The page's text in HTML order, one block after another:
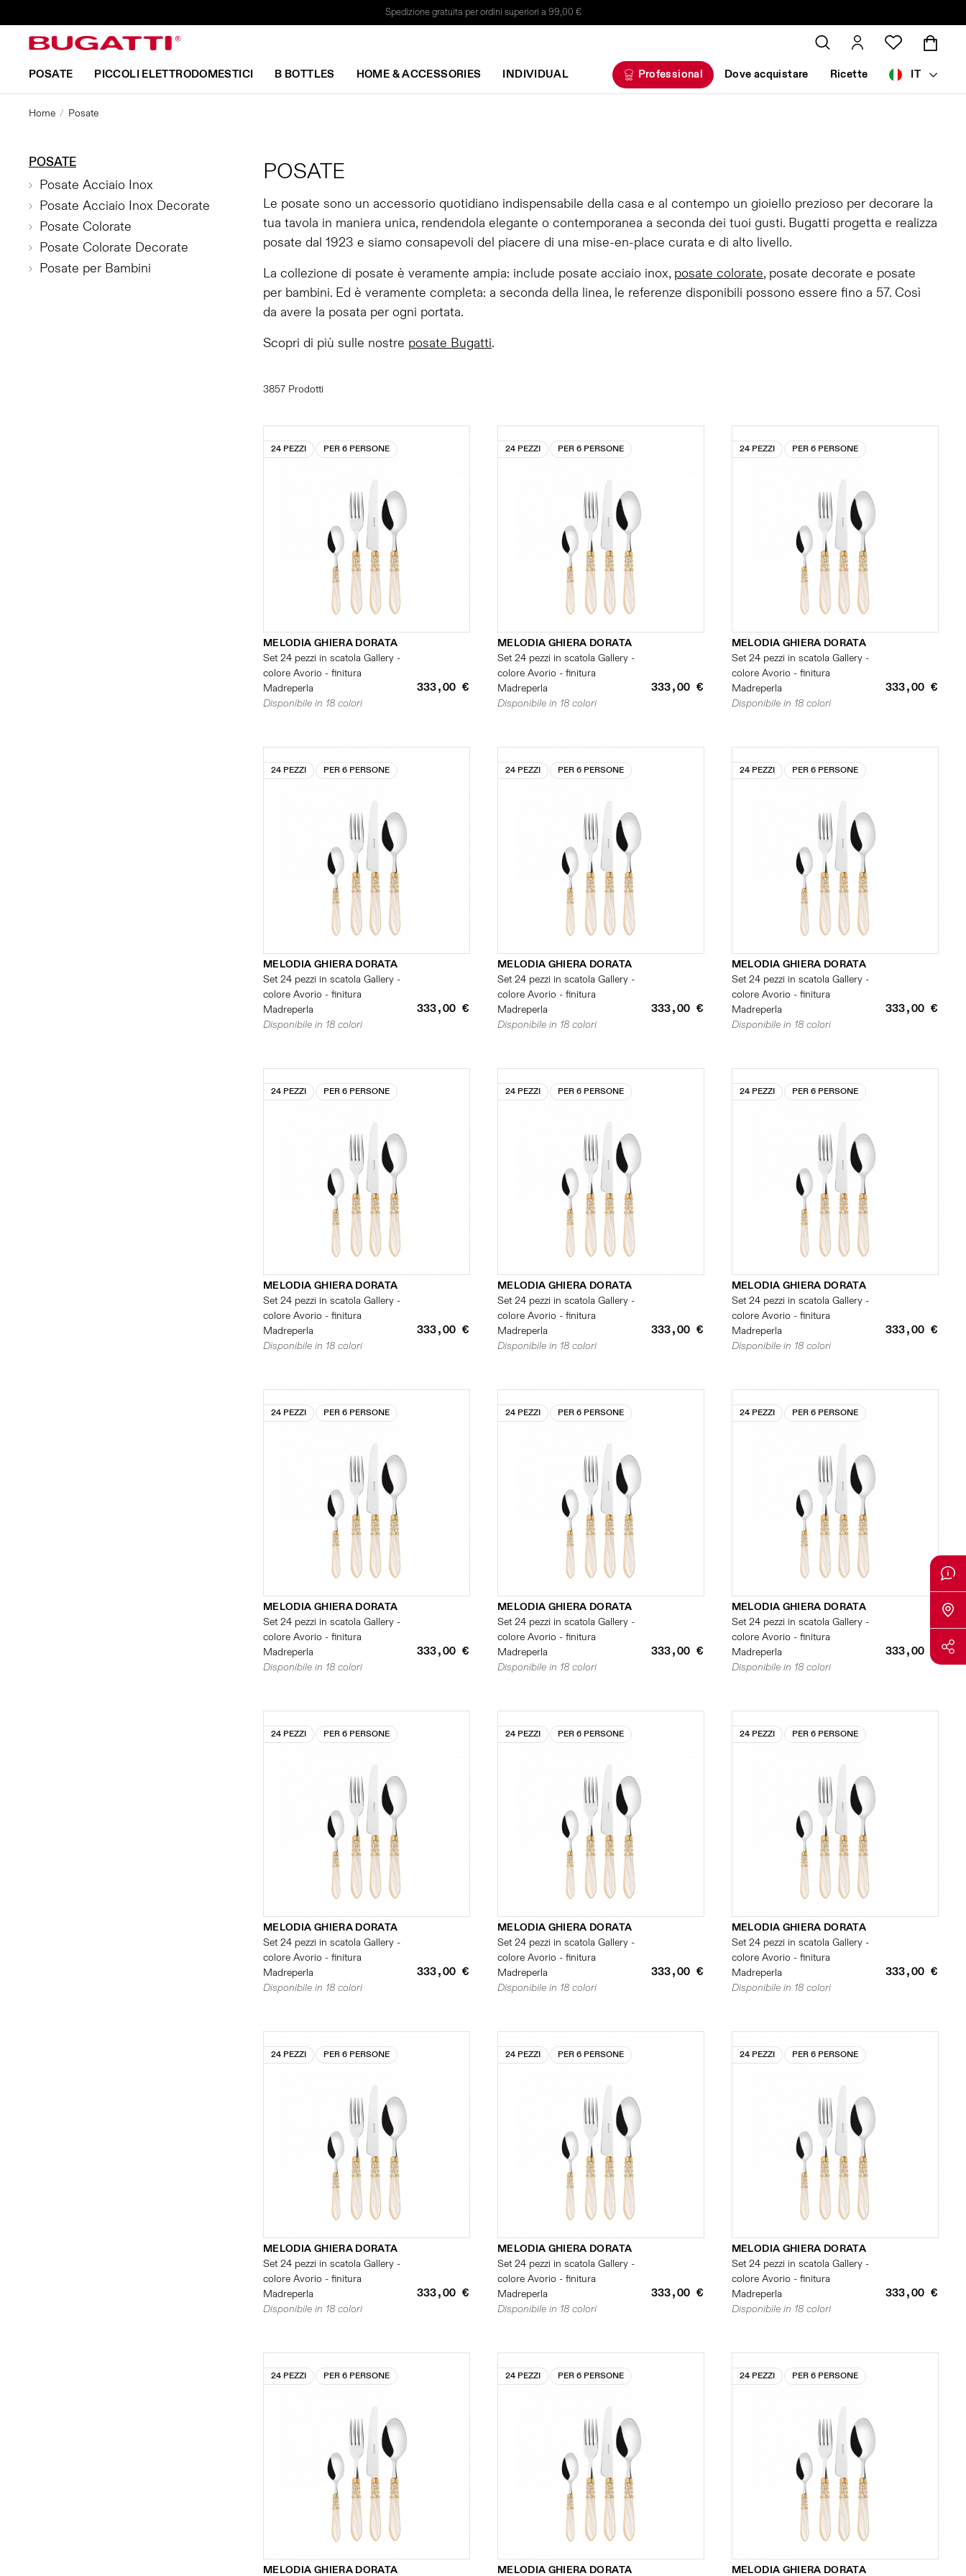
Spedizione gratuita per ordini superiori a 99,00 €
POSATE PICCOLI ELETTRODOMESTICI B BOTTLES HOME & ACCESSORIES INDIVIDUAL Professional Dove acquistare Ricette IT
Home Posate
POSATE
Le posate sono un accessorio quotidiano indispensabile della casa e al contempo un gioiello prezioso per decorare la
tua tavola in maniera unica, rendendola elegante o contemporanea a seconda dei tuoi gusti. Bugatti progetta e realizza
posate dal 1923 e siamo consapevoli del piacere di una mise-en-place curata e di alto livello.
La collezione di posate è veramente ampia: include posate acciaio inox, posate colorate, posate decorate e posate
per bambini. Ed è veramente completa: a seconda della linea, le referenze disponibili possono essere fino a 57. Così
da avere la posata per ogni portata.
Scopri di più sulle nostre posate Bugatti.
3857 Prodotti
24 PEZZI PER 6 PERSONE
MELODIA GHIERA DORATA
Set 24 pezzi in scatola Gallery -
colore Avorio - finitura
Madreperla
333,00 €
Disponibile in 18 colori
24 PEZZI PER 6 PERSONE
MELODIA GHIERA DORATA
Set 24 pezzi in scatola Gallery -
colore Avorio - finitura
Madreperla
333,00 €
Disponibile in 18 colori
24 PEZZI PER 6 PERSONE
MELODIA GHIERA DORATA
Set 24 pezzi in scatola Gallery -
colore Avorio - finitura
Madreperla
333,00 €
Disponibile in 18 colori
24 PEZZI PER 6 PERSONE
MELODIA GHIERA DORATA
Set 24 pezzi in scatola Gallery -
colore Avorio - finitura
Madreperla
333,00 €
Disponibile in 18 colori
24 PEZZI PER 6 PERSONE
MELODIA GHIERA DORATA
Set 24 pezzi in scatola Gallery -
colore Avorio - finitura
Madreperla
333,00 €
Disponibile in 18 colori
24 PEZZI PER 6 PERSONE
MELODIA GHIERA DORATA
Set 24 pezzi in scatola Gallery -
colore Avorio - finitura
Madreperla
333,00 €
Disponibile in 18 colori
24 PEZZI PER 6 PERSONE
MELODIA GHIERA DORATA
Set 24 pezzi in scatola Gallery -
colore Avorio - finitura
Madreperla
333,00 €
Disponibile in 18 colori
24 PEZZI PER 6 PERSONE
MELODIA GHIERA DORATA
Set 24 pezzi in scatola Gallery -
colore Avorio - finitura
Madreperla
333,00 €
Disponibile in 18 colori
24 PEZZI PER 6 PERSONE
MELODIA GHIERA DORATA
Set 24 pezzi in scatola Gallery -
colore Avorio - finitura
Madreperla
333,00 €
Disponibile in 18 colori
24 PEZZI PER 6 PERSONE
MELODIA GHIERA DORATA
Set 24 pezzi in scatola Gallery -
colore Avorio - finitura
Madreperla
333,00 €
Disponibile in 18 colori
24 PEZZI PER 6 PERSONE
MELODIA GHIERA DORATA
Set 24 pezzi in scatola Gallery -
colore Avorio - finitura
Madreperla
333,00 €
Disponibile in 18 colori
24 PEZZI PER 6 PERSONE
MELODIA GHIERA DORATA
Set 24 pezzi in scatola Gallery -
colore Avorio - finitura
Madreperla
333,00 €
Disponibile in 18 colori
24 PEZZI PER 6 PERSONE
MELODIA GHIERA DORATA
Set 24 pezzi in scatola Gallery -
colore Avorio - finitura
Madreperla
333,00 €
Disponibile in 18 colori
24 PEZZI PER 6 PERSONE
MELODIA GHIERA DORATA
Set 24 pezzi in scatola Gallery -
colore Avorio - finitura
Madreperla
333,00 €
Disponibile in 18 colori
24 PEZZI PER 6 PERSONE
MELODIA GHIERA DORATA
Set 24 pezzi in scatola Gallery -
colore Avorio - finitura
Madreperla
333,00 €
Disponibile in 18 colori
24 PEZZI PER 6 PERSONE
MELODIA GHIERA DORATA
Set 24 pezzi in scatola Gallery -
colore Avorio - finitura
Madreperla
333,00 €
Disponibile in 18 colori
24 PEZZI PER 6 PERSONE
MELODIA GHIERA DORATA
Set 24 pezzi in scatola Gallery -
colore Avorio - finitura
Madreperla
333,00 €
Disponibile in 18 colori
24 PEZZI PER 6 PERSONE
MELODIA GHIERA DORATA
Set 24 pezzi in scatola Gallery -
colore Avorio - finitura
Madreperla
333,00 €
Disponibile in 18 colori
24 PEZZI PER 6 PERSONE
MELODIA GHIERA DORATA
24 PEZZI PER 6 PERSONE
MELODIA GHIERA DORATA
24 PEZZI PER 6 PERSONE
MELODIA GHIERA DORATA
POSATE
Posate Acciaio Inox
Posate Acciaio Inox Decorate
Posate Colorate
Posate Colorate Decorate
Posate per Bambini